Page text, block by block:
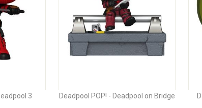
3 Deadpool POP! - Deadpool on Bridge